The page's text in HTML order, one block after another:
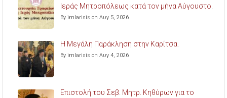
Ιεράς Μητροπόλεως κατά τον μήνα Αύγουστο.
By imlarisis on Αυγ 5, 2026
Η Μεγάλη Παράκληση στην Καρίτσα.
By imlarisis on Αυγ 4, 2026
Επιστολή του Σεβ. Μητρ. Κηθύρων για το